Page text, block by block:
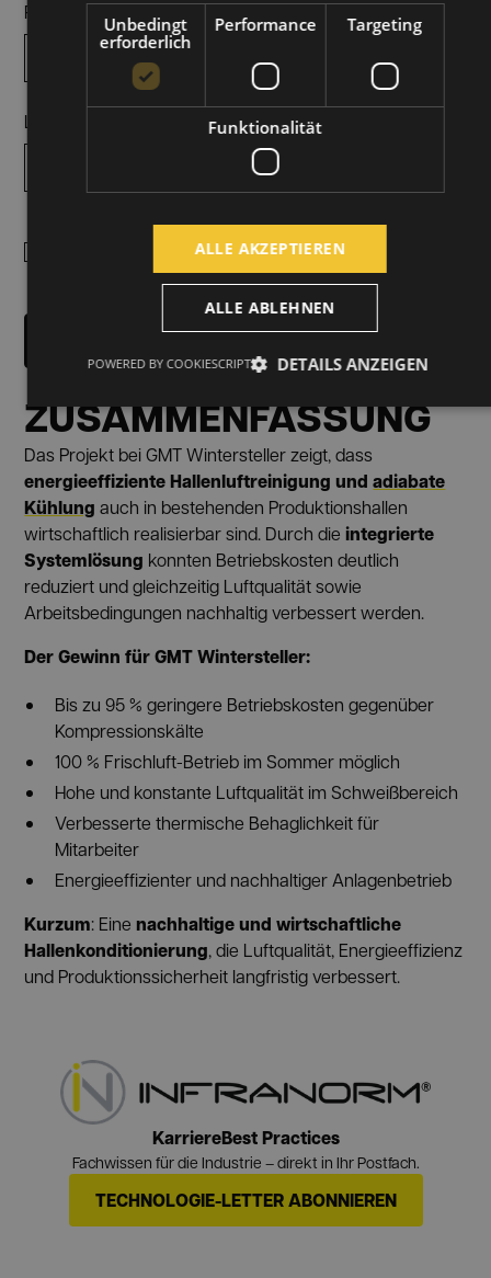
PLZ* Ort*
Land*
Ich stimme der Verarbeitung meiner Daten zum Zweck der
Broschürenbereitstellung gemäß der Datenschutzerklärung
ZUSAMMENFASSUNG
Das Projekt bei GMT Wintersteller zeigt, dass
energieeffiziente Hallenluftreinigung undadiabate
Kühlung auch in bestehenden Produktionshallen
wirtschaftlich realisierbar sind. Durch dieintegrierte
Systemlösung konnten Betriebskosten deutlich
reduziert und gleichzeitig Luftqualität sowie
Arbeitsbedingungen nachhaltig verbessert werden.
Der Gewinn für GMT Wintersteller:
Bis zu 95 % geringere Betriebskosten gegenüber
Kompressionskälte
100 % Frischluft-Betrieb im Sommer möglich
Hohe und konstante Luftqualität im Schweißbereich
Verbesserte thermische Behaglichkeit für
Mitarbeiter
Energieeffizienter und nachhaltiger Anlagenbetrieb
Kurzum: Einenachhaltige und wirtschaftliche
Hallenkonditionierung, die Luftqualität, Energieeffizienz
und Produktionssicherheit langfristig verbessert.
KarriereBest Practices
Fachwissen für die Industrie – direkt in Ihr Postfach.
TECHNOLOGIE-LETTER ABONNIEREN
Unbedingt
erforderlich
Performance Targeting
Funktionalität
ALLE AKZEPTIEREN
ALLE ABLEHNEN
DETAILS ANZEIGEN
POWERED BY COOKIESCRIPT